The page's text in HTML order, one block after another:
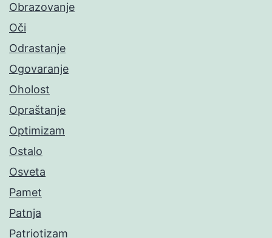
Obrazovanje
Oči
Odrastanje
Ogovaranje
Oholost
Opraštanje
Optimizam
Ostalo
Osveta
Pamet
Patnja
Patriotizam